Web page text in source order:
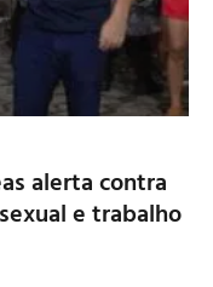
alerta contra
e trabalho